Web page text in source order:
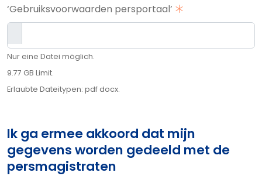
‘Gebruiksvoorwaarden persportaal’
Nur eine Datei möglich.
9.77 GB Limit.
Erlaubte Dateitypen: pdf docx.
Ik ga ermee akkoord dat mijn
gegevens worden gedeeld met de
persmagistraten